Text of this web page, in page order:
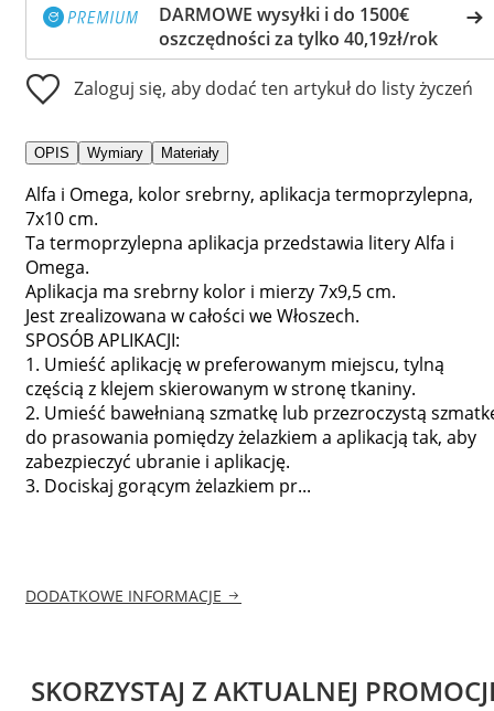
DARMOWE wysyłki i do 1500€
oszczędności za tylko 40,19zł/rok
Zaloguj się, aby dodać ten artykuł do listy życzeń
OPIS Wymiary Materiały
Alfa i Omega, kolor srebrny, aplikacja termoprzylepna,
7x10 cm.
Ta termoprzylepna aplikacja przedstawia litery Alfa i
Omega.
Aplikacja ma srebrny kolor i mierzy 7x9,5 cm.
Jest zrealizowana w całości we Włoszech.
SPOSÓB APLIKACJI:
1. Umieść aplikację w preferowanym miejscu, tylną
częścią z klejem skierowanym w stronę tkaniny.
2. Umieść bawełnianą szmatkę lub przezroczystą
do prasowania pomiędzy żelazkiem a aplikacją tak, aby
zabezpieczyć ubranie i aplikację.
3. Dociskaj gorącym żelazkiem pr...
DODATKOWE INFORMACJE
SKORZYSTAJ Z AKTUALNEJ